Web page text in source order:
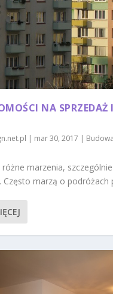
NA SPRZEDAŻ
| mar 30, 2017 |
marzenia,
Często marzą o podróżach